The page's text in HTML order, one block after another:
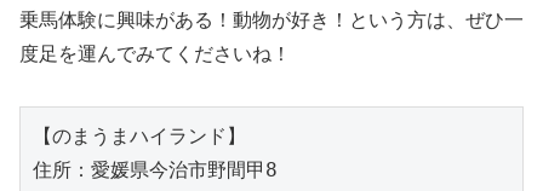
乗馬体験に興味がある！動物が好き！という方は、ぜひ一
度足を運んでみてくださいね！
【のまうまハイランド】
住所：愛媛県今治市野間甲8